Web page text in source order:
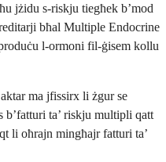
jżidu s-riskju tiegħek b’mod
bħal Multiple Endocrine
l-ormoni fil-ġisem kollu
ma jfissirx li żgur se
ta’ riskju multipli qatt
li oħrajn mingħajr fatturi ta’